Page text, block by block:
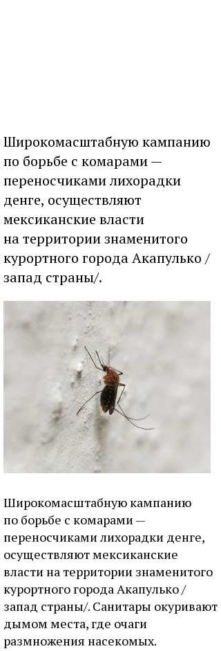
Широкомасштабную кампанию
по борьбе с комарами —
переносчиками лихорадки
денге, осуществляют
мексиканские власти
на территории знаменитого
курортного города Акапулько /
запад страны/.
Широкомасштабную кампанию
по борьбе с комарами —
переносчиками лихорадки денге,
осуществляют мексиканские
власти на территории знаменитого
курортного города Акапулько /
запад страны/. Санитары окуривают
дымом места, где очаги
размножения насекомых.